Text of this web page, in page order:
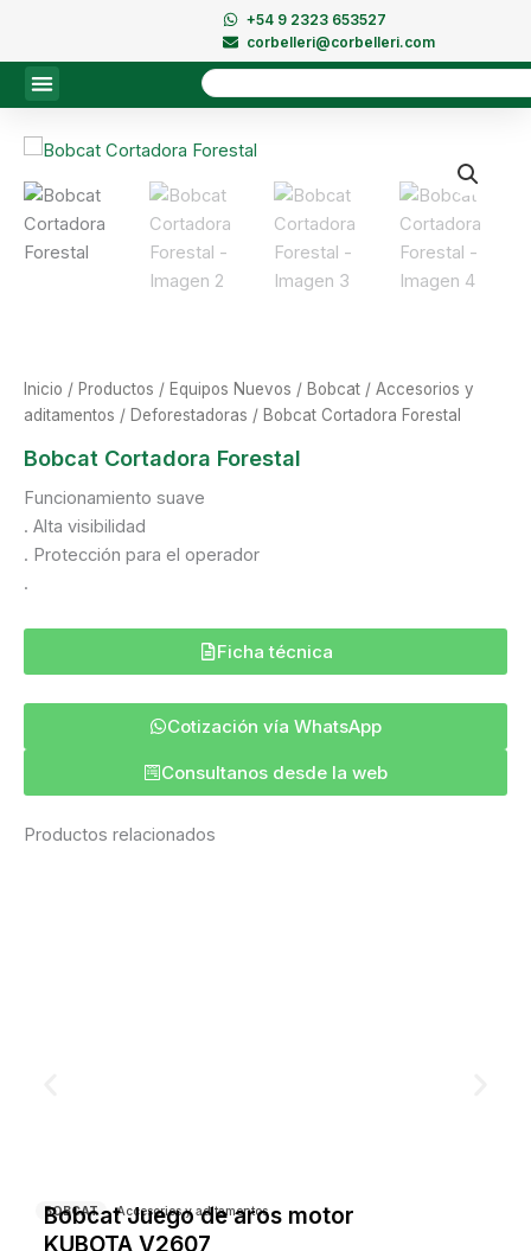
+54 9 2323 653527
corbelleri@corbelleri.com
Buscar
Inicio / Productos / Equipos Nuevos / Bobcat / Accesorios y
aditamentos / Deforestadoras / Bobcat Cortadora Forestal
Bobcat Cortadora Forestal
Funcionamiento suave
. Alta visibilidad
. Protección para el operador
.
Ficha técnica
Cotización vía WhatsApp
Consultanos desde la web
Productos relacionados
BOBCAT Accesorios y aditamentos
Bobcat Juego de aros motor
KUBOTA V2607